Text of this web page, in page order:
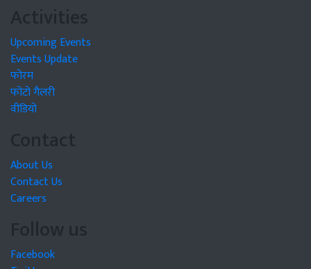
Activities
Upcoming Events
Events Update
फोरम
फोटो गैलरी
वीडियो
Contact
About Us
Contact Us
Careers
Follow us
Facebook